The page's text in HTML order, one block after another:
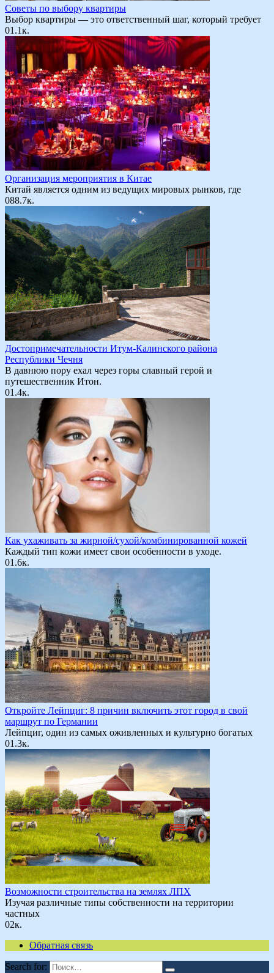
Советы по выбору квартиры
Выбор квартиры — это ответственный шаг, который требует
01.1к.
Организация мероприятия в Китае
Китай является одним из ведущих мировых рынков, где
088.7к.
Достопримечательности Итум-Калинского района
Республики Чечня
В давнюю пору ехал через горы славный герой и
путешественник Итон.
01.4к.
Как ухаживать за жирной/сухой/комбинированной кожей
Каждый тип кожи имеет свои особенности в уходе.
01.6к.
Откройте Лейпциг: 8 причин включить этот город в свой
маршрут по Германии
Лейпциг, один из самых оживленных и культурно богатых
01.3к.
Возможности строительства на землях ЛПХ
Изучая различные типы собственности на территории
частных
02к.
Обратная связь
Search for: